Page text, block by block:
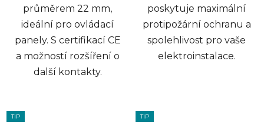
průměrem 22 mm,
ideální pro ovládací
panely. S certifikací CE
a možností rozšíření o
další kontakty.
poskytuje maximální
protipožární ochranu a
spolehlivost pro vaše
elektroinstalace.
TIP TIP